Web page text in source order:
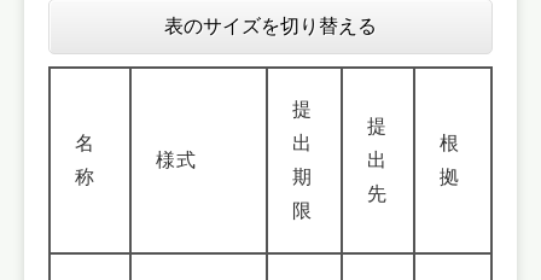
表のサイズを切り替える
名
称
様式
提
出
期
限
提
出
先
根
拠